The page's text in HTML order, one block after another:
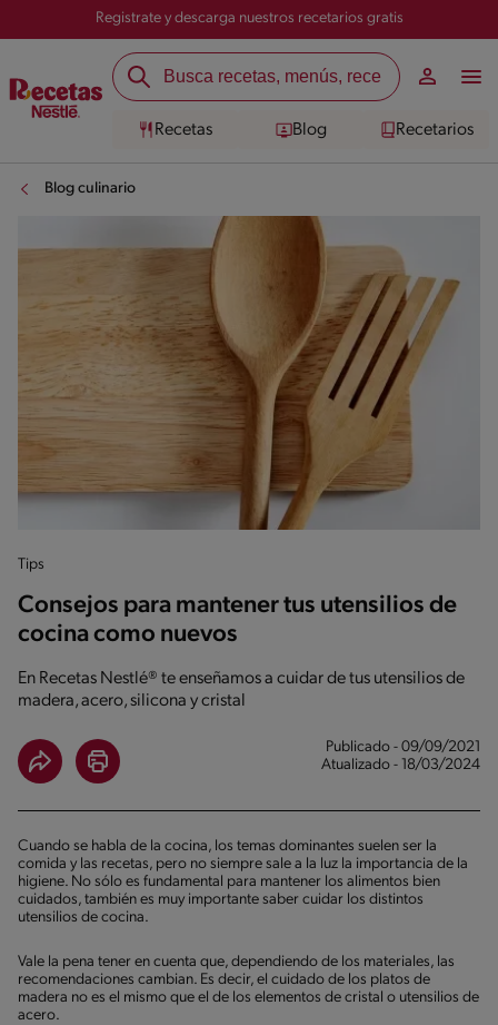
Registrate y descarga nuestros recetarios gratis
Recetas Blog Recetarios
Blog culinario
Tips
Consejos para mantener tus utensilios de
cocina como nuevos
En Recetas Nestlé® te enseñamos a cuidar de tus utensilios de
madera, acero, silicona y cristal
Publicado - 09/09/2021
Atualizado - 18/03/2024
Cuando se habla de la cocina, los temas dominantes suelen ser la
comida y las recetas, pero no siempre sale a la luz la importancia de la
higiene. No sólo es fundamental para mantener los alimentos bien
cuidados, también es muy importante saber cuidar los distintos
utensilios de cocina.
Vale la pena tener en cuenta que, dependiendo de los materiales, las
recomendaciones cambian. Es decir, el cuidado de los platos de
madera no es el mismo que el de los elementos de cristal o utensilios de
acero.